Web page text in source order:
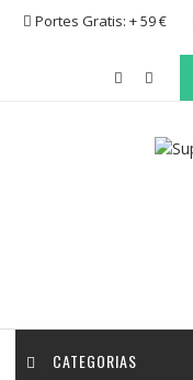
Skip Portes Gratis: + 59 €
CATEGORIAS